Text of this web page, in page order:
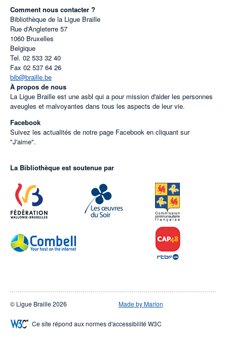
Comment nous contacter ?
Bibliothèque de la Ligue Braille
Rue d'Angleterre 57
1060 Bruxelles
Belgique
Tel. 02 533 32 40
Fax 02 537 64 26
bib@braille.be
À propos de nous
La Ligue Braille est une asbl qui a pour mission d'aider les personnes
aveugles et malvoyantes dans tous les aspects de leur vie.
Facebook
Suivez les actualités de notre page Facebook en cliquant sur
"J'aime".
La Bibliothèque est soutenue par
© Ligue Braille 2026 Made by Marlon
Ce site répond aux normes d'accessibilité W3C